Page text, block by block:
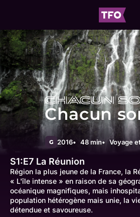
Chacun
G 2016 48 min Voyage
S1:E7 La Réunion
Région la plus jeune de la France, la
« L'île intense » en raison de sa
océanique magnifiques, mais
population hétérogène mais unie, la
détendue et savoureuse.